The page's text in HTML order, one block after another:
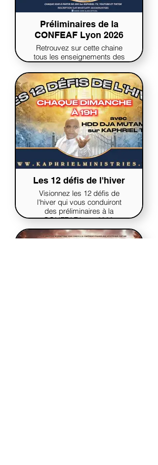
Préliminaires de la
CONFEAF Lyon 2026
Retrouvez sur cette chaine
tous les enseignements des
préliminaires de la CONFEAF
Lyon 2026. Les préliminaires
se sont déroulés lors du
solstice d'hiver 2025.
Les 12 défis de l'hiver
Visionnez les 12 défis de
l'hiver qui vous conduiront
des préliminaires à la
CONFEAF Lyon 2026.
Kaphriel Pass requis pour
visionner.